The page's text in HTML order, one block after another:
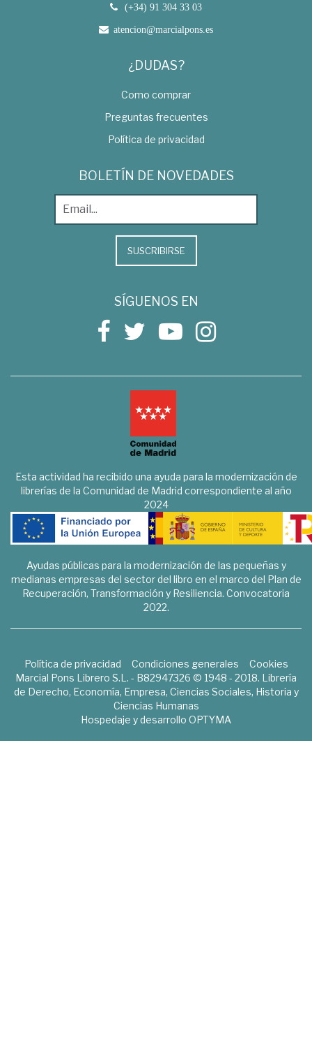
(+34) 91 304 33 03
atencion@marcialpons.es
¿DUDAS?
Como comprar
Preguntas frecuentes
Política de privacidad
BOLETÍN DE NOVEDADES
SUSCRIBIRSE
SÍGUENOS EN
Esta actividad ha recibido una ayuda para la modernización de
librerías de la Comunidad de Madrid correspondiente al año
2024
Ayudas públicas para la modernización de las pequeñas y
medianas empresas del sector del libro en el marco del Plan de
Recuperación, Transformación y Resiliencia. Convocatoria
2022.
Política de privacidad Condiciones generales
Cookies
Marcial Pons Librero S.L. - B82947326 © 1948 - 2018. Librería
de Derecho, Economía, Empresa, Ciencias Sociales, Historia y
Ciencias Humanas
Hospedaje y desarrollo OPTYMA